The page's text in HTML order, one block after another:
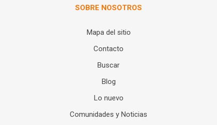
SOBRE NOSOTROS
Mapa del sitio
Contacto
Buscar
Blog
Lo nuevo
Comunidades y Noticias